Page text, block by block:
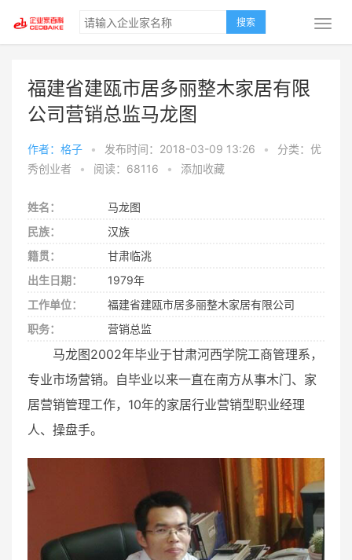
搜索
福建省建瓯市居多丽整木家居有限
公司营销总监马龙图
作者：格子 • 发布时间：2018-03-09 13:26 •
分类：优
秀创业者
• 阅读：68116 • 添加收藏
姓名：
马龙图
民族：
汉族
籍贯：
甘肃临洮
出生日期：
1979年
工作单位：
福建省建瓯市居多丽整木家居有限公司
职务：
营销总监
马龙图2002年毕业于甘肃河西学院工商管理系，
专业市场营销。自毕业以来一直在南方从事木门、家
居营销管理工作，10年的家居行业营销型职业经理
人、操盘手。